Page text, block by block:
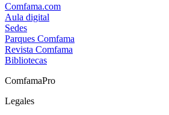
Comfama.com
Aula digital
Sedes
Parques Comfama
Revista Comfama
Bibliotecas
ComfamaPro
Legales